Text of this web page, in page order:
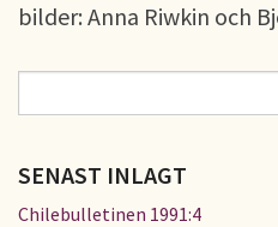
bilder: Anna Riwkin och
SÖKFORMULÄR
SENAST INLAGT
Chilebulletinen 1991:4